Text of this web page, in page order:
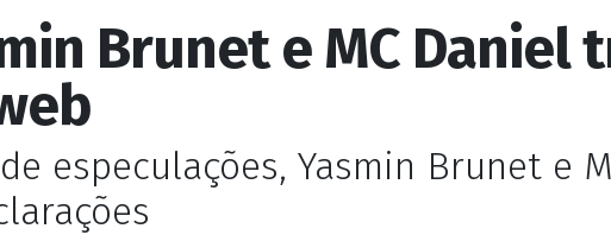
Brunet e MC Daniel
especulações, Yasmin Brunet e